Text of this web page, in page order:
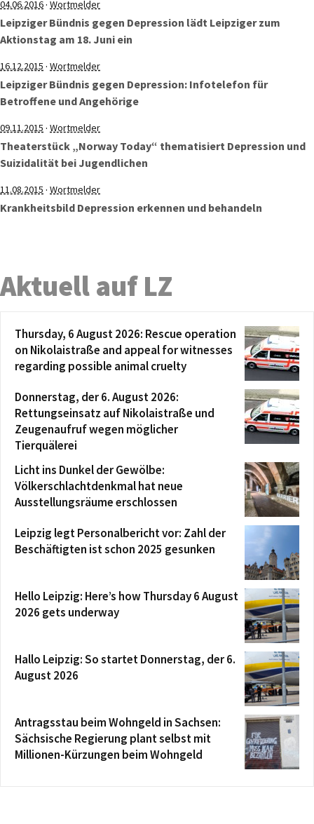
04.06.2016· Wortmelder
Leipziger Bündnis gegen Depression lädt Leipziger zum
Aktionstag am 18. Juni ein
16.12.2015 · Wortmelder
Leipziger Bündnis gegen Depression: Infotelefon für
Betroffene und Angehörige
09.11.2015 · Wortmelder
Theaterstück „Norway Today“ thematisiert Depression und
Suizidalität bei Jugendlichen
11.08.2015 · Wortmelder
Krankheitsbild Depression erkennen und behandeln
Aktuell auf LZ
Thursday, 6 August 2026: Rescue operation
on Nikolaistraße and appeal for witnesses
regarding possible animal cruelty
Donnerstag, der 6. August 2026:
Rettungseinsatz auf Nikolaistraße und
Zeugenaufruf wegen möglicher
Tierquälerei
Licht ins Dunkel der Gewölbe:
Völkerschlachtdenkmal hat neue
Ausstellungsräume erschlossen
Leipzig legt Personalbericht vor: Zahl der
Beschäftigten ist schon 2025 gesunken
Hello Leipzig: Here’s how Thursday 6 August
2026 gets underway
Hallo Leipzig: So startet Donnerstag, der 6.
August 2026
Antragsstau beim Wohngeld in Sachsen:
Sächsische Regierung plant selbst mit
Millionen-Kürzungen beim Wohngeld